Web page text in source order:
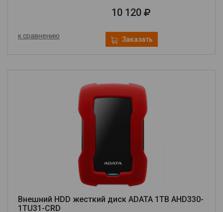
10 120
к сравнению Заказать
Внешний HDD жесткий диск ADATA 1TB AHD330-
1TU31-CRD